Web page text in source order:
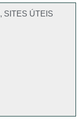
, SITES ÚTEIS